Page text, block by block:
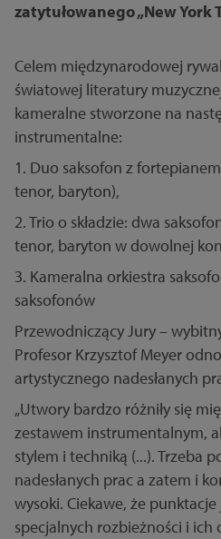
zatytułowanego „New York
Celem międzynarodowej
światowej literatury
kameralne stworzone na
instrumentalne:
1. Duo saksofon z
tenor, baryton),
2. Trio o składzie: dwa
tenor, baryton w dowolnej
3. Kameralna orkiestra
saksofonów
Przewodniczący Jury –
Profesor Krzysztof Meyer
artystycznego nadesłanych
„Utwory bardzo różniły się
zestawem instrumentalnym,
stylem i techniką (...). Trzeba
nadesłanych prac a zatem i
wysoki. Ciekawe, że
specjalnych rozbieżności i ich